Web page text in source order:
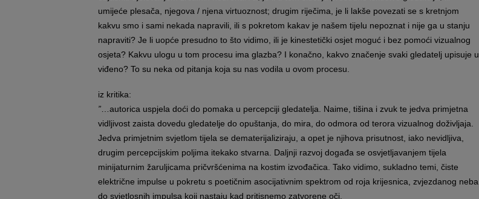
umijeće plesača, njegova / njena virtuoznost; drugim riječima, je li lakše povezati se s kretnjom
kakvu smo i sami nekada napravili, ili s pokretom kakav je našem tijelu nepoznat i nije ga u stanju
napraviti? Je li uopće presudno to što vidimo, ili je kinestetički osjet moguć i bez pomoći vizualnog
osjeta? Kakvu ulogu u tom procesu ima glazba? I konačno, kakvo značenje svaki gledatelj upisuje u
viđeno? To su neka od pitanja koja su nas vodila u ovom procesu.
iz kritika:
” …autorica uspjela doći do pomaka u percepciji gledatelja. Naime, tišina i zvuk te jedva primjetna
vidljivost zaista dovedu gledatelje do opuštanja, do mira, do odmora od terora vizualnog doživljaja.
Jedva primjetnim svjetlom tijela se dematerijaliziraju, a opet je njihova prisutnost, iako nevidljiva,
drugim percepcijskim poljima itekako stvarna. Daljnji razvoj događa se osvjetljavanjem tijela
minijaturnim žaruljicama pričvršćenima na kostim izvođačica. Tako vidimo, sukladno temi, čiste
električne impulse u pokretu s poetičnim asocijativnim spektrom od roja krijesnica, zvjezdanog neba
do svjetlosnih impulsa koji nastaju kad pritisnemo zatvorene oči.